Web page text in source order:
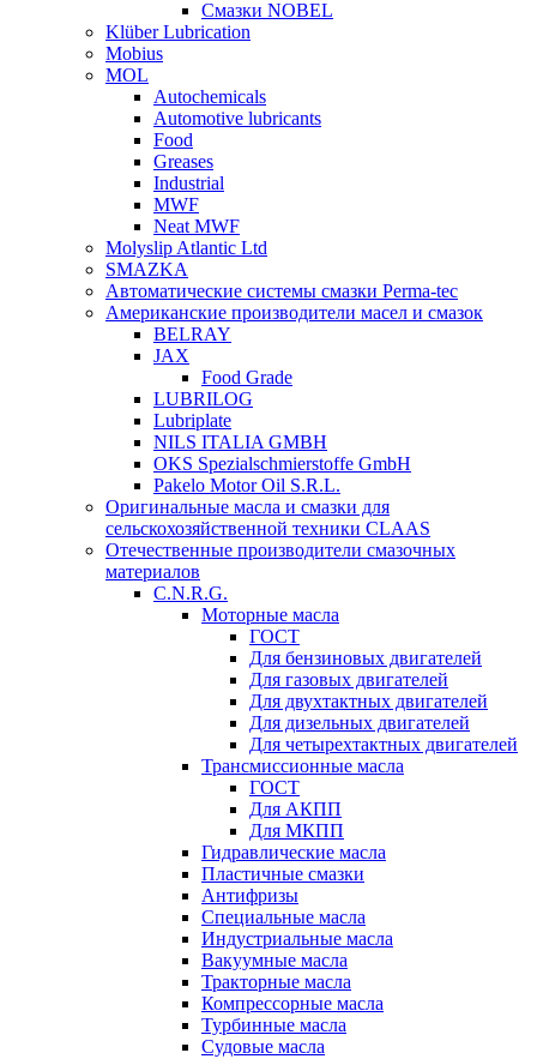
Смазки NOBEL
Klüber Lubrication
Mobius
MOL
Autochemicals
Automotive lubricants
Food
Greases
Industrial
MWF
Neat MWF
Molyslip Atlantic Ltd
SMAZKA
Автоматические системы смазки Perma-tec
Американские производители масел и смазок
BELRAY
JAX
Food Grade
LUBRILOG
Lubriplate
NILS ITALIA GMBH
OKS Spezialschmierstoffe GmbH
Pakelo Motor Oil S.R.L.
Оригинальные масла и смазки для
сельскохозяйственной техники CLAAS
Отечественные производители смазочных
материалов
C.N.R.G.
Моторные масла
ГОСТ
Для бензиновых двигателей
Для газовых двигателей
Для двухтактных двигателей
Для дизельных двигателей
Для четырехтактных двигателей
Трансмиссионные масла
ГОСТ
Для АКПП
Для МКПП
Гидравлические масла
Пластичные смазки
Антифризы
Специальные масла
Индустриальные масла
Вакуумные масла
Тракторные масла
Компрессорные масла
Турбинные масла
Судовые масла